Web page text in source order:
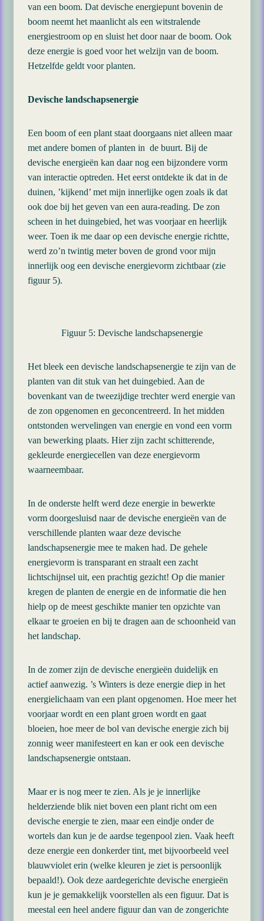
van een boom. Dat devische energiepunt bovenin de
boom neemt het maanlicht als een witstralende
energiestroom op en sluist het door naar de boom. Ook
deze energie is goed voor het welzijn van de boom.
Hetzelfde geldt voor planten.
Devische landschapsenergie
Een boom of een plant staat doorgaans niet alleen maar
met andere bomen of planten in de buurt. Bij de
devische energieën kan daar nog een bijzondere vorm
van interactie optreden. Het eerst ontdekte ik dat in de
duinen, ’kijkend’ met mijn innerlijke ogen zoals ik dat
ook doe bij het geven van een aura-reading. De zon
scheen in het duingebied, het was voorjaar en heerlijk
weer. Toen ik me daar op een devische energie richtte,
werd zo’n twintig meter boven de grond voor mijn
innerlijk oog een devische energievorm zichtbaar (zie
figuur 5).
Figuur 5: Devische landschapsenergie
Het bleek een devische landschapsenergie te zijn van de
planten van dit stuk van het duingebied. Aan de
bovenkant van de tweezijdige trechter werd energie van
de zon opgenomen en geconcentreerd. In het midden
ontstonden wervelingen van energie en vond een vorm
van bewerking plaats. Hier zijn zacht schitterende,
gekleurde energiecellen van deze energievorm
waarneembaar.
In de onderste helft werd deze energie in bewerkte
vorm doorgesluisd naar de devische energieën van de
verschillende planten waar deze devische
landschapsenergie mee te maken had. De gehele
energievorm is transparant en straalt een zacht
lichtschijnsel uit, een prachtig gezicht! Op die manier
kregen de planten de energie en de informatie die hen
hielp op de meest geschikte manier ten opzichte van
elkaar te groeien en bij te dragen aan de schoonheid van
het landschap.
In de zomer zijn de devische energieën duidelijk en
actief aanwezig. ’s Winters is deze energie diep in het
energielichaam van een plant opgenomen. Hoe meer het
voorjaar wordt en een plant groen wordt en gaat
bloeien, hoe meer de bol van devische energie zich bij
zonnig weer manifesteert en kan er ook een devische
landschapsenergie ontstaan.
Maar er is nog meer te zien. Als je je innerlijke
helderziende blik niet boven een plant richt om een
devische energie te zien, maar een eindje onder de
wortels dan kun je de aardse tegenpool zien. Vaak heeft
deze energie een donkerder tint, met bijvoorbeeld veel
blauwviolet erin (welke kleuren je ziet is persoonlijk
bepaald!). Ook deze aardegerichte devische energieën
kun je je gemakkelijk voorstellen als een figuur. Dat is
meestal een heel andere figuur dan van de zongerichte